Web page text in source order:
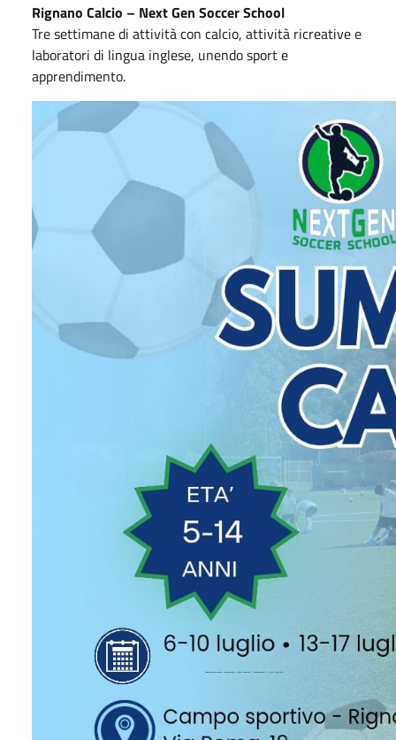
Rignano Calcio – NextGen Soccer School
Tre settimane di attività con calcio, attività ricreative e
laboratori di lingua inglese, unendo sport e
apprendimento.